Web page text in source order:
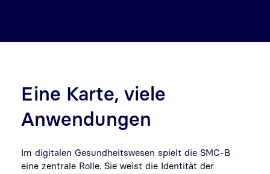
Eine Karte, viele
Anwendungen
Im digitalen Gesundheitswesen spielt die SMC-B
eine zentrale Rolle. Sie weist die Identität der